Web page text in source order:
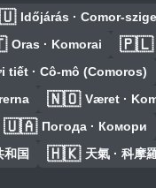
Időjárás · Comor-
Oras · Komorai 🇵🇱
tiết · Cô-mô (Comoros)
🇳🇴 Været ·
🇺🇦 Погода · Комори
和国
🇭🇰 天氣 · 科摩